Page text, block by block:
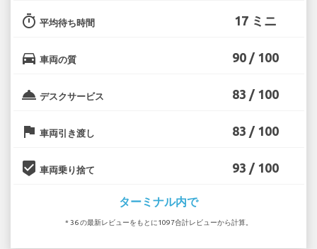
timer 平均待ち時間 17 ミニ
directions_car 車両の質 90 / 100
room_service デスクサービス 83 / 100
flag 車両引き渡し 83 / 100
beenhere 車両乗り捨て 93 / 100
ターミナル内で
* 36 の最新レビューをもとに1097合計レビューから計算。